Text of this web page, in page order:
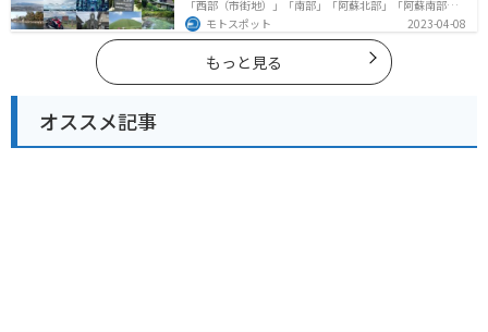
「西部（市街地）」「南部」「阿蘇北部」「阿蘇南部」
の4つのルート紹介します。阿蘇山や天草諸島をはじめと
した豊かな自然や、熊本城や水前寺成趣園など歴史ある
観光スポットが多数あり、様々な楽しみ方ができます。
バイクで熊本県にツーリングに行く際は参考にしてくだ
さい。
モトスポット 2023-04-08
もっと見る
オススメ記事